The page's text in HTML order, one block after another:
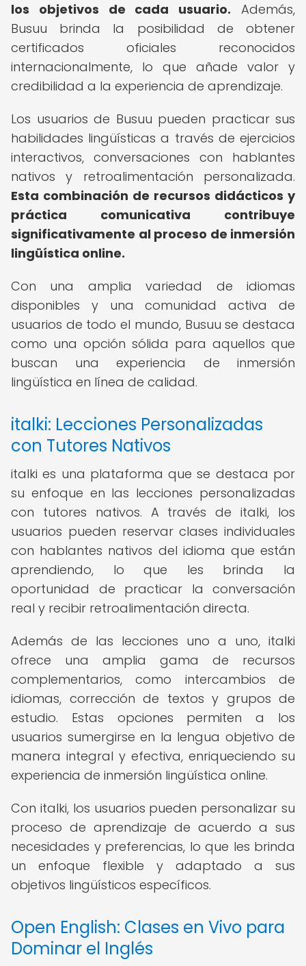
los objetivos de cada usuario. Además,
Busuu brinda la posibilidad de obtener
certificados oficiales reconocidos
internacionalmente, lo que añade valor y
credibilidad a la experiencia de aprendizaje.
Los usuarios de Busuu pueden practicar sus
habilidades lingüísticas a través de ejercicios
interactivos, conversaciones con hablantes
nativos y retroalimentación personalizada.
Esta combinación de recursos didácticos y
práctica comunicativa contribuye
significativamente al proceso de inmersión
lingüística online.
Con una amplia variedad de idiomas
disponibles y una comunidad activa de
usuarios de todo el mundo, Busuu se destaca
como una opción sólida para aquellos que
buscan una experiencia de inmersión
lingüística en línea de calidad.
italki: Lecciones Personalizadas
con Tutores Nativos
italki es una plataforma que se destaca por
su enfoque en las lecciones personalizadas
con tutores nativos. A través de italki, los
usuarios pueden reservar clases individuales
con hablantes nativos del idioma que están
aprendiendo, lo que les brinda la
oportunidad de practicar la conversación
real y recibir retroalimentación directa.
Además de las lecciones uno a uno, italki
ofrece una amplia gama de recursos
complementarios, como intercambios de
idiomas, corrección de textos y grupos de
estudio. Estas opciones permiten a los
usuarios sumergirse en la lengua objetivo de
manera integral y efectiva, enriqueciendo su
experiencia de inmersión lingüística online.
Con italki, los usuarios pueden personalizar su
proceso de aprendizaje de acuerdo a sus
necesidades y preferencias, lo que les brinda
un enfoque flexible y adaptado a sus
objetivos lingüísticos específicos.
Open English: Clases en Vivo para
Dominar el Inglés